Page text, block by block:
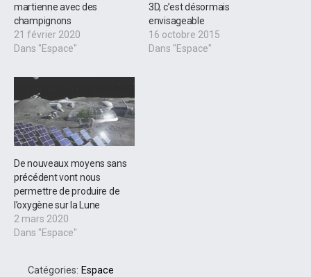
martienne avec des
champignons
21 février 2020
Dans "Espace"
3D, c’est désormais
envisageable
16 octobre 2015
Dans "Espace"
De nouveaux moyens sans
précédent vont nous
permettre de produire de
l’oxygène sur la Lune
2 mars 2020
Dans "Espace"
Catégories: Espace